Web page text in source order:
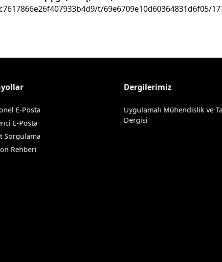
t/69e6709e10d60364831d6f05/
E-Posta
E-Posta
Sorgulama
Rehberi
Dergilerimiz
Uygulamalı Mühendislik ve
Dergisi